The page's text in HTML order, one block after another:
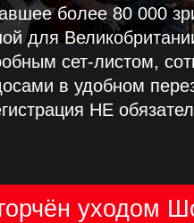
более 80 000
для
сет-листом,
в удобном
НЕ
уходом